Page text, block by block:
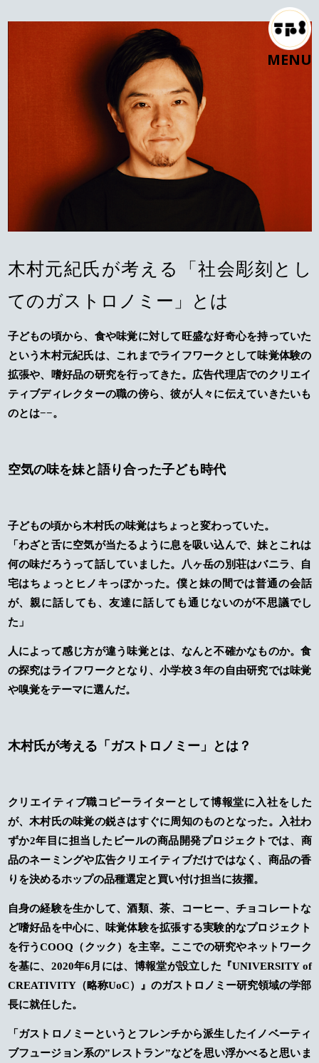
MENU
木村元紀氏が考える「社会彫刻とし
てのガストロノミー」とは
子どもの頃から、食や味覚に対して旺盛な好奇心を持っていた
という木村元紀氏は、これまでライフワークとして味覚体験の
拡張や、嗜好品の研究を行ってきた。広告代理店でのクリエイ
ティブディレクターの職の傍ら、彼が人々に伝えていきたいも
のとは−−。
空気の味を妹と語り合った子ども時代
子どもの頃から木村氏の味覚はちょっと変わっていた。
「わざと舌に空気が当たるように息を吸い込んで、妹とこれは
何の味だろうって話していました。八ヶ岳の別荘はバニラ、自
宅はちょっとヒノキっぽかった。僕と妹の間では普通の会話
が、親に話しても、友達に話しても通じないのが不思議でし
た」
人によって感じ方が違う味覚とは、なんと不確かなものか。食
の探究はライフワークとなり、小学校３年の自由研究では味覚
や嗅覚をテーマに選んだ。
木村氏が考える「ガストロノミー」とは？
クリエイティブ職コピーライターとして博報堂に入社をした
が、木村氏の味覚の鋭さはすぐに周知のものとなった。入社わ
ずか2年目に担当したビールの商品開発プロジェクトでは、商
品のネーミングや広告クリエイティブだけではなく、商品の香
りを決めるホップの品種選定と買い付け担当に抜擢。
自身の経験を生かして、酒類、茶、コーヒー、チョコレートな
ど嗜好品を中心に、味覚体験を拡張する実験的なプロジェクト
を行うCOOQ（クック）を主宰。ここでの研究やネットワーク
を基に、2020年6月には、博報堂が設立した『UNIVERSITY of
CREATIVITY（略称UoC）』のガストロノミー研究領域の学部
長に就任した。
「ガストロノミーというとフレンチから派生したイノベーティ
ブフュージョン系の”レストラン”などを思い浮かべると思いま